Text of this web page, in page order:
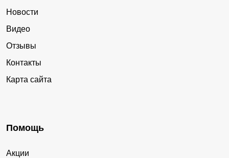
Новости
Видео
Отзывы
Контакты
Карта сайта
Помощь
Акции